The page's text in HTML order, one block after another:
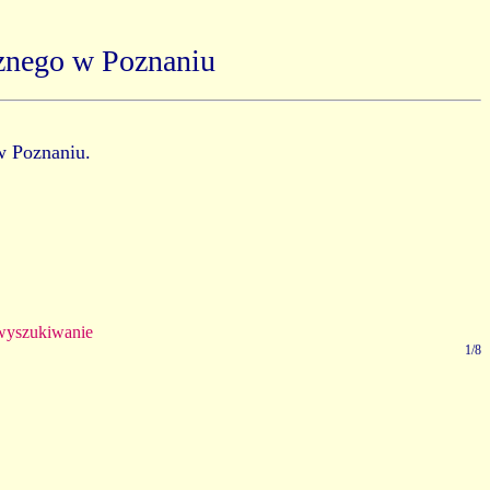
w Poznaniu
Poznaniu.
1/8